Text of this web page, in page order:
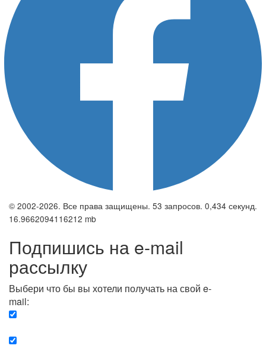
© 2002-2026. Все права защищены. 53 запросов. 0,434 секунд.
16.9662094116212 mb
Подпишись на e-mail
рассылку
Выбери что бы вы хотели получать на свой e-
mail: